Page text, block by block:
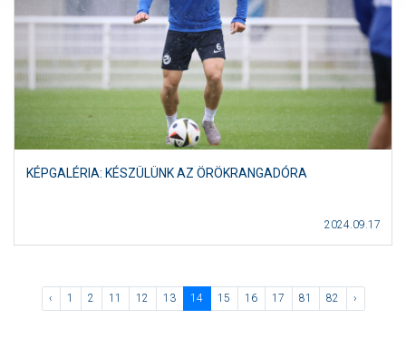
KÉPGALÉRIA: KÉSZÜLÜNK AZ ÖRÖKRANGADÓRA
2024.09.17
‹ 1 2 11 12 13 14 15 16 17 81 82 ›